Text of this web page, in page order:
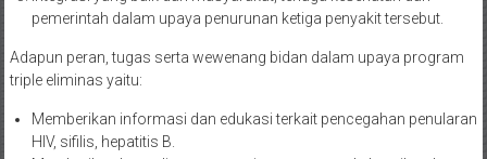
pemerintah dalam upaya penurunan ketiga penyakit tersebut.
Adapun peran, tugas serta wewenang bidan dalam upaya program
triple eliminas yaitu:
Memberikan informasi dan edukasi terkait pencegahan penularan
HIV, sifilis, hepatitis B.